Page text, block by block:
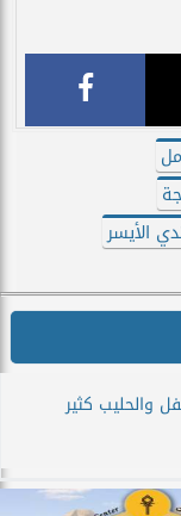
الأيسر
والحليب كثير